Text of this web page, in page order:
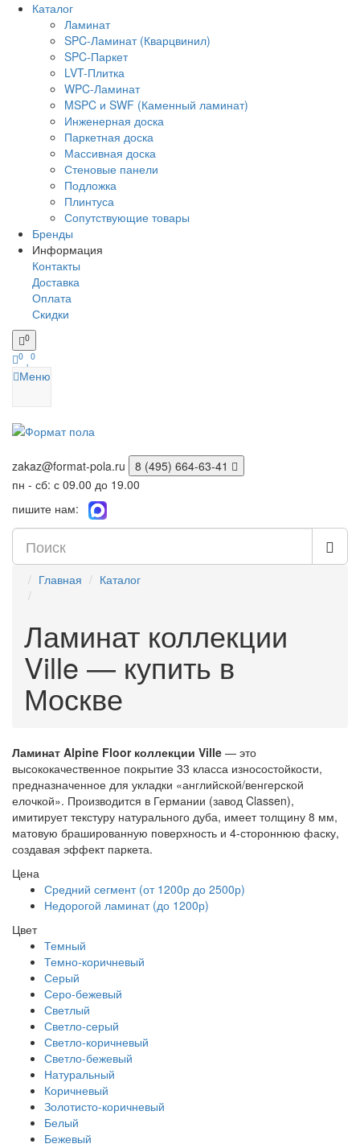
Каталог
Ламинат
SPC-Ламинат (Кварцвинил)
SPC-Паркет
LVT-Плитка
WPC-Ламинат
MSPC и SWF (Каменный ламинат)
Инженерная доска
Паркетная доска
Массивная доска
Стеновые панели
Подложка
Плинтуса
Сопутствующие товары
Бренды
Информация
Контакты
Доставка
Оплата
Скидки
0
0 0
Меню
zakaz@format-pola.ru
8 (495) 664-63-41
пн - сб: с 09.00 до 19.00
пишите нам:
Главная Каталог
Ламинат коллекции
Ville — купить в
Москве
Ламинат Alpine Floor коллекции Ville — это
высококачественное покрытие 33 класса износостойкости,
предназначенное для укладки «английской/венгерской
елочкой». Производится в Германии (завод Classen),
имитирует текстуру натурального дуба, имеет толщину 8 мм,
матовую брашированную поверхность и 4-стороннюю фаску,
создавая эффект паркета.
Цена
Средний сегмент (от 1200р до 2500р)
Недорогой ламинат (до 1200р)
Цвет
Темный
Темно-коричневый
Серый
Серо-бежевый
Светлый
Светло-серый
Светло-коричневый
Светло-бежевый
Натуральный
Коричневый
Золотисто-коричневый
Белый
Бежевый